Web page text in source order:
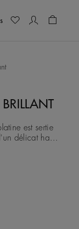
est sertie
délicat halo